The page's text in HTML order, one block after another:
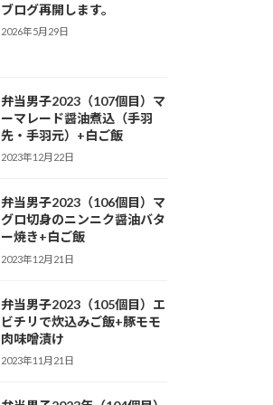
ブログ再開します。
2026年5月29日
弁当男子2023（107個目）マ
ーマレード醤油煮込（手羽
先・手羽元）+白ご飯
2023年12月22日
弁当男子2023（106個目）マ
グロ切身のニンニク醤油バタ
ー焼き+白ご飯
2023年12月21日
弁当男子2023（105個目）エ
ビチリで炊込みご飯+豚モモ
肉味噌漬け
2023年11月21日